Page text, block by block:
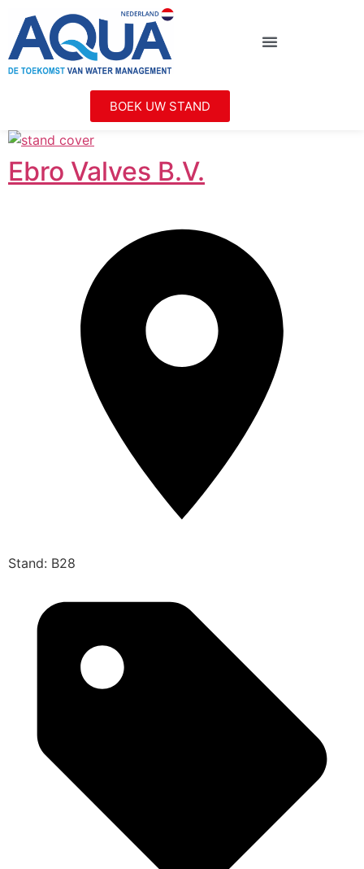
BOEK UW STAND
Ebro Valves B.V.
Stand: B28